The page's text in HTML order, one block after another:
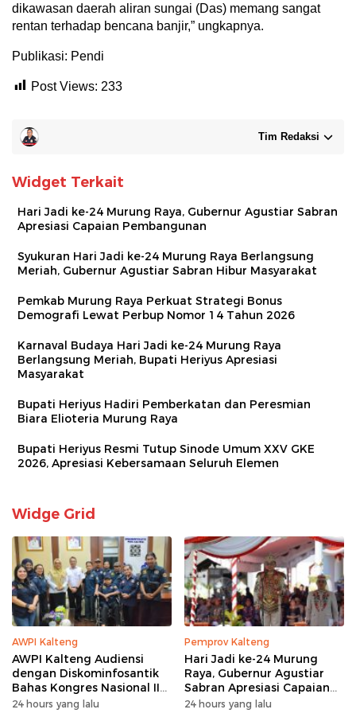
dikawasan daerah aliran sungai (Das) memang sangat
rentan terhadap bencana banjir,” ungkapnya.
Publikasi: Pendi
Post Views: 233
Tim Redaksi
Widget Terkait
Hari Jadi ke-24 Murung Raya, Gubernur Agustiar Sabran
Apresiasi Capaian Pembangunan
Syukuran Hari Jadi ke-24 Murung Raya Berlangsung
Meriah, Gubernur Agustiar Sabran Hibur Masyarakat
Pemkab Murung Raya Perkuat Strategi Bonus
Demografi Lewat Perbup Nomor 14 Tahun 2026
Karnaval Budaya Hari Jadi ke-24 Murung Raya
Berlangsung Meriah, Bupati Heriyus Apresiasi
Masyarakat
Bupati Heriyus Hadiri Pemberkatan dan Peresmian
Biara Elioteria Murung Raya
Bupati Heriyus Resmi Tutup Sinode Umum XXV GKE
2026, Apresiasi Kebersamaan Seluruh Elemen
Widge Grid
AWPI Kalteng
AWPI Kalteng Audiensi
dengan Diskominfosantik
Bahas Kongres Nasional II
AWPI
24 hours yang lalu
Pemprov Kalteng
Hari Jadi ke-24 Murung
Raya, Gubernur Agustiar
Sabran Apresiasi Capaian
Pembangunan
24 hours yang lalu